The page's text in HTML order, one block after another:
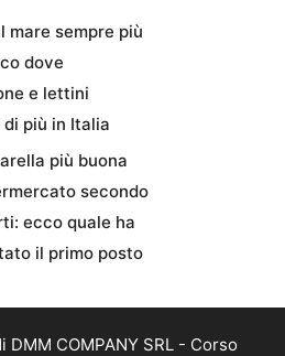
mare sempre più
dove
e lettini
più in Italia
più buona
secondo
ecco quale ha
il primo posto
COMPANY SRL - Corso